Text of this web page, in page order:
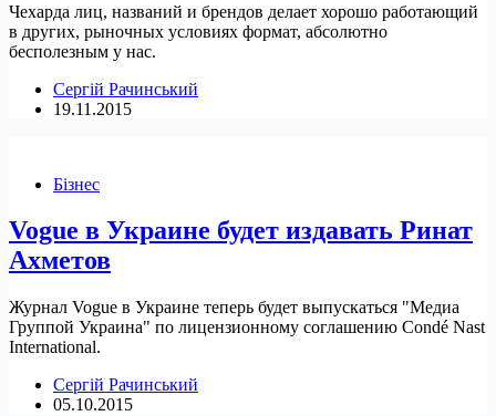
Чехарда лиц, названий и брендов делает хорошо работающий
в других, рыночных условиях формат, абсолютно
бесполезным у нас.
Сергій Рачинський
19.11.2015
Бізнес
Vogue в Украине будет издавать Ринат
Ахметов
Журнал Vogue в Украине теперь будет выпускаться "Медиа
Группой Украина" по лицензионному соглашению Condé Nast
International.
Сергій Рачинський
05.10.2015